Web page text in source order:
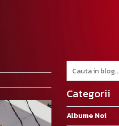
Categorii
Albume Noi